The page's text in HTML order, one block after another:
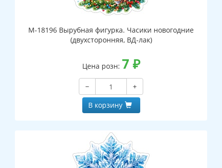
М-18196 Вырубная фигурка. Часики новогодние
(двухсторонняя, ВД-лак)
Цена розн: 7 ₽
−
+
В корзину